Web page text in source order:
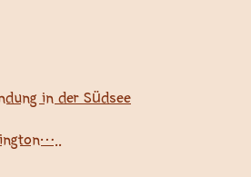
in der Südsee